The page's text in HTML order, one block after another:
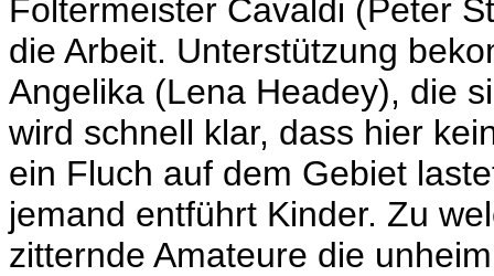
Foltermeister Cavaldi (Peter
die Arbeit. Unterstützung
Angelika (Lena Headey), die
wird schnell klar, dass hier
ein Fluch auf dem Gebiet
jemand entführt Kinder. Zu
zitternde Amateure die